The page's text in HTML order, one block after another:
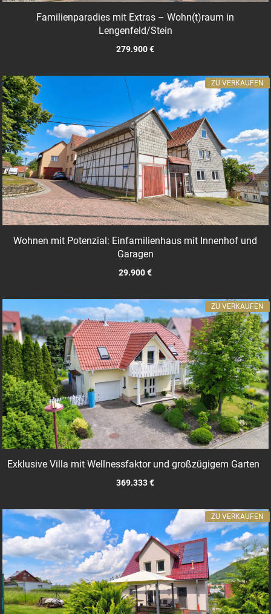
Familienparadies mit Extras – Wohn(t)raum in
Lengenfeld/Stein
279.900 €
Wohnen mit Potenzial: Einfamilienhaus mit Innenhof und
Garagen
29.900 €
ZU VERKAUFEN
Exklusive Villa mit Wellnessfaktor und großzügigem Garten
369.333 €
ZU VERKAUFEN
ZU VERKAUFEN